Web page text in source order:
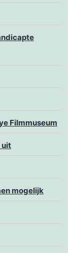
Filmmuseum
uit
mogelijk